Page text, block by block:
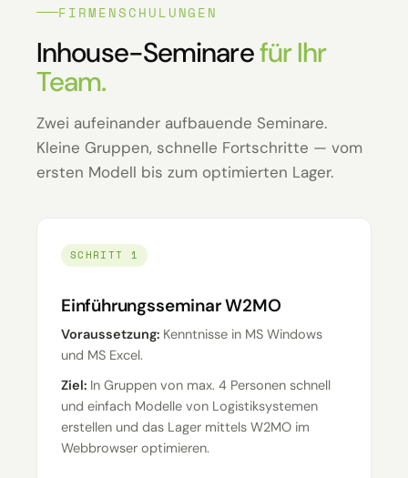
FIRMENSCHULUNGEN
Inhouse-Seminarefür Ihr
Team.
Zwei aufeinander aufbauende Seminare.
Kleine Gruppen, schnelle Fortschritte — vom
ersten Modell bis zum optimierten Lager.
SCHRITT 1
Einführungsseminar W2MO
Voraussetzung: Kenntnisse in MS Windows
und MS Excel.
Ziel: In Gruppen von max. 4 Personen schnell
und einfach Modelle von Logistiksystemen
erstellen und das Lager mittels W2MO im
Webbrowser optimieren.